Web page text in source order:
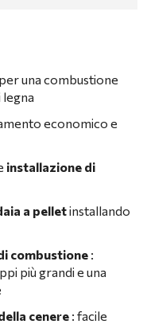
una combustione
economico e
installazione di
a pelletinstallando
combustione :
più grandi e una
cenere : facile